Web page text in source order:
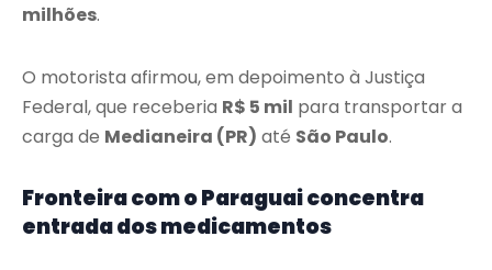
milhões.
O motorista afirmou, em depoimento à Justiça
Federal, que receberia R$ 5 mil para transportar a
carga de Medianeira (PR) até São Paulo.
Fronteira com o Paraguai concentra
entrada dos medicamentos